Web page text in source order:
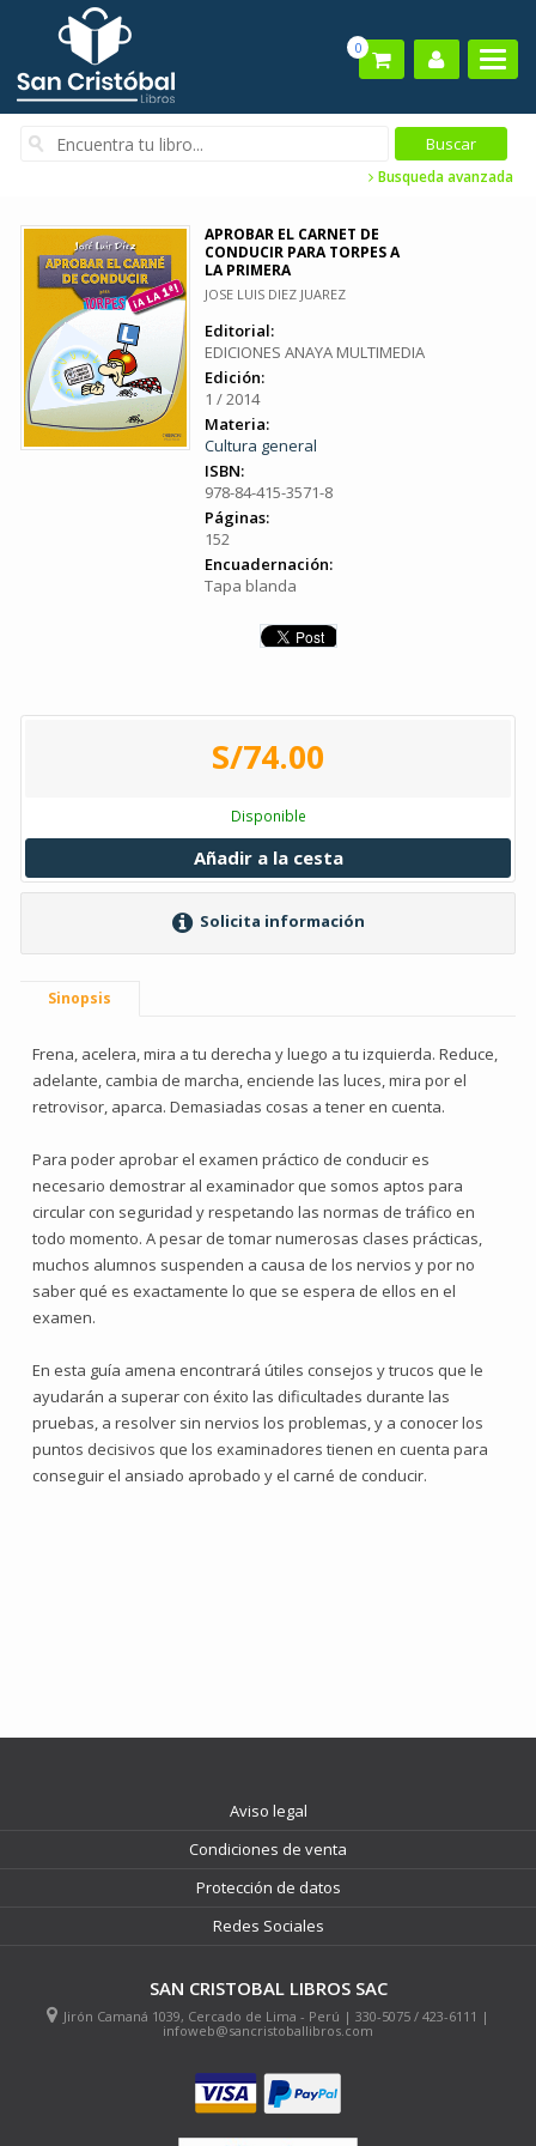
0
Busqueda avanzada
APROBAR EL CARNET DE
CONDUCIR PARA TORPES A
LA PRIMERA
JOSE LUIS DIEZ JUAREZ
Editorial:
EDICIONES ANAYA MULTIMEDIA
Edición:
1 / 2014
Materia:
Cultura general
ISBN:
978-84-415-3571-8
Páginas:
152
Encuadernación:
Tapa blanda
S/74.00
Disponible
Añadir a la cesta
Solicita información
Sinopsis
Frena, acelera, mira a tu derecha y luego a tu izquierda. Reduce,
adelante, cambia de marcha, enciende las luces, mira por el
retrovisor, aparca. Demasiadas cosas a tener en cuenta.
Para poder aprobar el examen práctico de conducir es
necesario demostrar al examinador que somos aptos para
circular con seguridad y respetando las normas de tráfico en
todo momento. A pesar de tomar numerosas clases prácticas,
muchos alumnos suspenden a causa de los nervios y por no
saber qué es exactamente lo que se espera de ellos en el
examen.
En esta guía amena encontrará útiles consejos y trucos que le
ayudarán a superar con éxito las dificultades durante las
pruebas, a resolver sin nervios los problemas, y a conocer los
puntos decisivos que los examinadores tienen en cuenta para
conseguir el ansiado aprobado y el carné de conducir.
Aviso legal
Condiciones de venta
Protección de datos
Redes Sociales
SAN CRISTOBAL LIBROS SAC
Jirón Camaná 1039, Cercado de Lima - Perú | 330-5075 / 423-6111 |
infoweb@sancristoballibros.com